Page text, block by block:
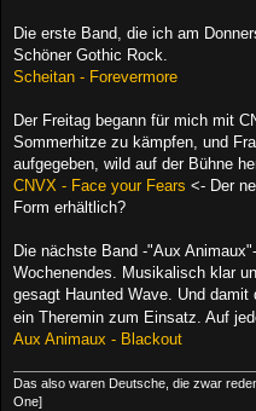
Die erste Band, die ich am
Schöner Gothic Rock.
Scheitan - Forevermore
Der Freitag begann für mich mit
Sommerhitze zu kämpfen, und
aufgegeben, wild auf der Bühne
CNVX - Face your Fears <- Der
Form erhältlich?
Die nächste Band -"Aux
Wochenendes. Musikalisch klar
gesagt Haunted Wave. Und
ein Theremin zum Einsatz. Auf
Aux Animaux - Blackout
Das also waren Deutsche, die zwar
One]